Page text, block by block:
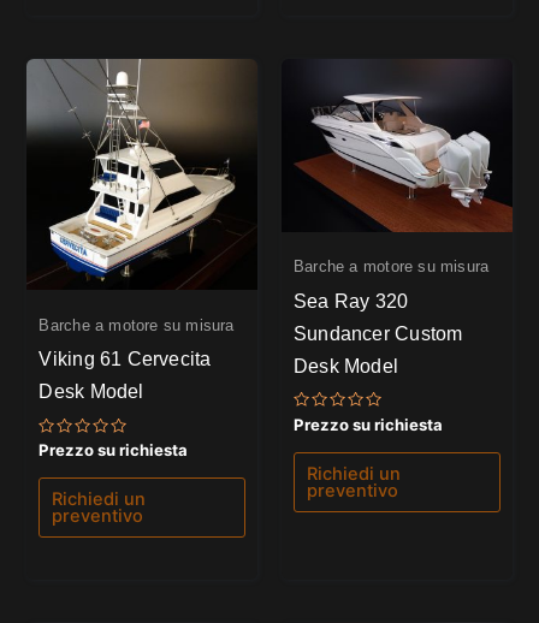
Barche a motore su misura
Viking 61 Cervecita
Desk Model
Valutato
su
Prezzo su richiesta
Richiedi un
preventivo
Barche a motore su misura
Sea Ray 320
Sundancer Custom
Desk Model
Valutato
0
su
Prezzo su richiesta
Richiedi un
preventivo